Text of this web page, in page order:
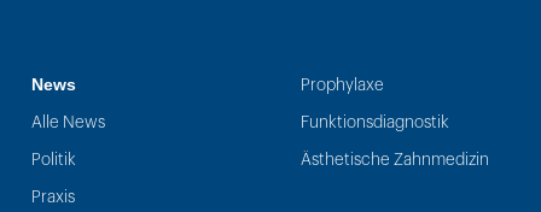
News
Alle News
Politik
Praxis
Prophylaxe
Funktionsdiagnostik
Ästhetische Zahnmedizin